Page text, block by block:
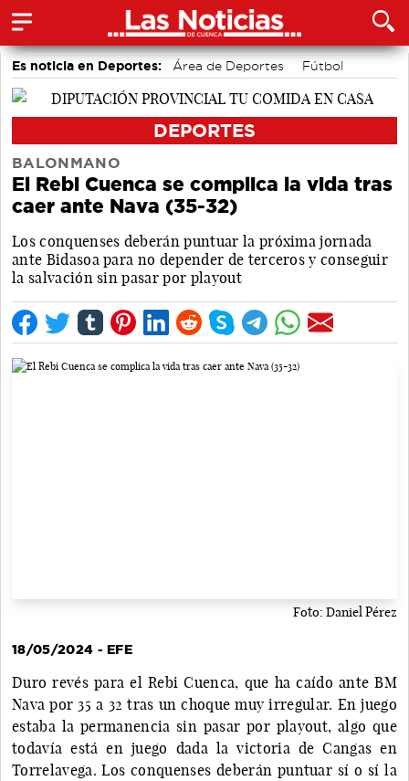
Es noticia en Deportes: Área de Deportes
Fútbol
Motor
Bolos conquenses
DEPORTES
BALONMANO
El Rebi Cuenca se complica la vida tras
caer ante Nava (35-32)
Los conquenses deberán puntuar la próxima jornada
ante Bidasoa para no depender de terceros y conseguir
la salvación sin pasar por playout
Foto: Daniel Pérez
18/05/2024 - EFE
Duro revés para el Rebi Cuenca, que ha caído ante BM
Nava por 35 a 32 tras un choque muy irregular. En juego
estaba la permanencia sin pasar por playout, algo que
todavía está en juego dada la victoria de Cangas en
Torrelavega. Los conquenses deberán puntuar sí o sí la